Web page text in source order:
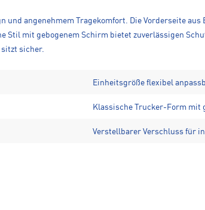
und angenehmem Tragekomfort. Die Vorderseite
mit gebogenem Schirm bietet zuverlässigen
sicher.
Einheitsgröße flexibel
Klassische Trucker-Form mit
Verstellbarer Verschluss für